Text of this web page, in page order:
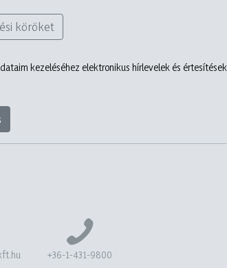
köröket
kezeléséhez elektronikus hírlevelek és értesítések
+36-1-431-9800